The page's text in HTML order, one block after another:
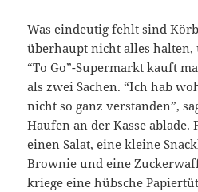
Was eindeutig fehlt sind
überhaupt nicht alles halten,
“To Go”-Supermarkt kauft
als zwei Sachen. “Ich hab
nicht so ganz verstanden”,
Haufen an der Kasse ablade.
einen Salat, eine kleine
Brownie und eine
kriege eine hübsche